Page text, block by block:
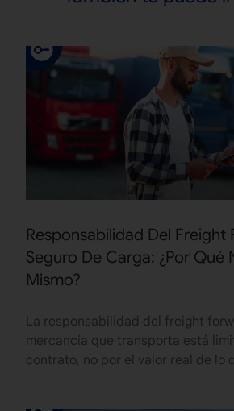
Responsabilidad Del Freight
Seguro De Carga: ¿Por Qué
Mismo?
La responsabilidad del freight
mercancía que transporta está
contrato, no por el valor real de lo